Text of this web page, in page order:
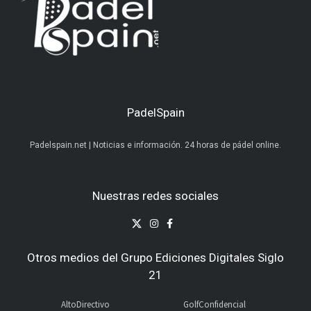
PadelSpain
Padelspain.net | Noticias e información. 24 horas de pádel online.
Nuestras redes sociales
Otros medios del Grupo Ediciones Digitales Siglo
21
AltoDirectivo
GolfConfidencial